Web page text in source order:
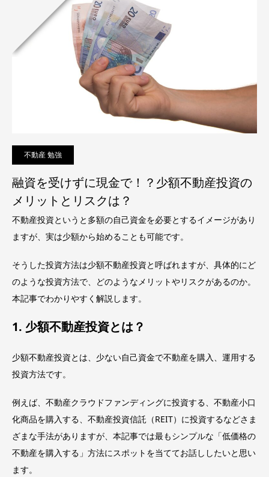
不動産 勉強
融資を受けずに現金で！？少額不動産投資の
メリットとリスクは？
不動産投資というと多額の自己資金を必要とするイメージがあり
ますが、実は少額から始めることも可能です。
そうした投資方法は少額不動産投資と呼ばれますが、具体的にど
のような投資方法で、どのようなメリットやリスクがあるのか。
本記事でわかりやすく解説します。
1. 少額不動産投資とは？
少額不動産投資とは、少ない自己資金で不動産を購入、運用する
投資方法です。
例えば、不動産クラウドファンディングに投資する、不動産小口
化商品を購入する、不動産投資信託（REIT）に投資するなどさま
ざまな手法がありますが、本記事では最もシンプルな「低価格の
不動産を購入する」方法にスポットを当ててお話ししたいと思い
ます。